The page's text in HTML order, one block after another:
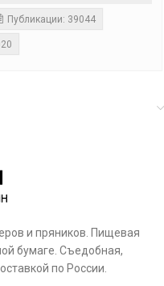
Публикации: 39044
и пряников. Пищевая
бумаге. Съедобная,
по России.